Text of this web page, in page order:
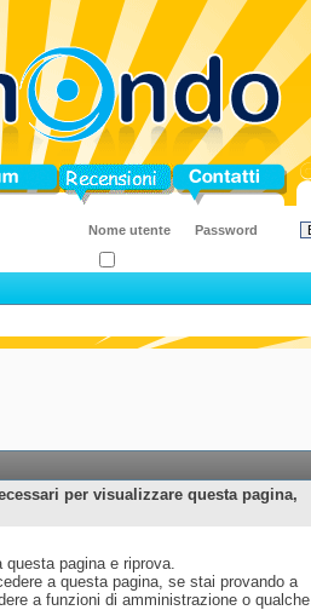
Blog Contatti
per visualizzare questa pagina,
pagina e riprova.
a questa pagina, se stai provando a
a funzioni di amministrazione o qualche